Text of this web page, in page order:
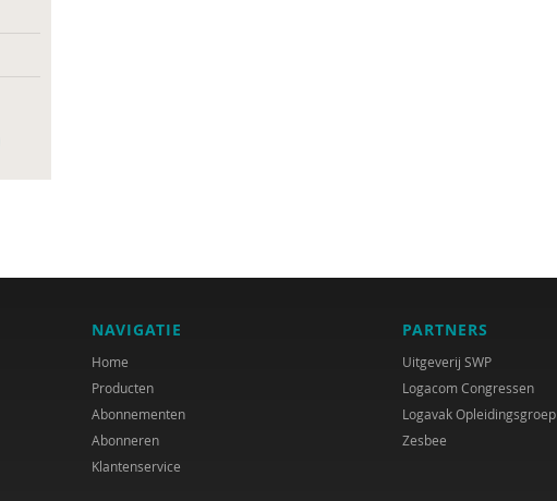
NAVIGATIE
Home
Producten
Abonnementen
Abonneren
Klantenservice
PARTNERS
Uitgeverij SWP
Logacom Congressen
Logavak Opleidingsgroep
Zesbee